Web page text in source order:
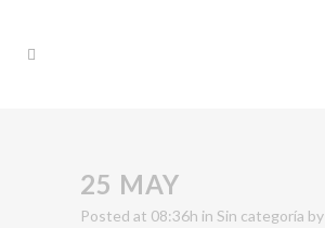
25 MAY
Posted at 08:36h in Sin categoría by